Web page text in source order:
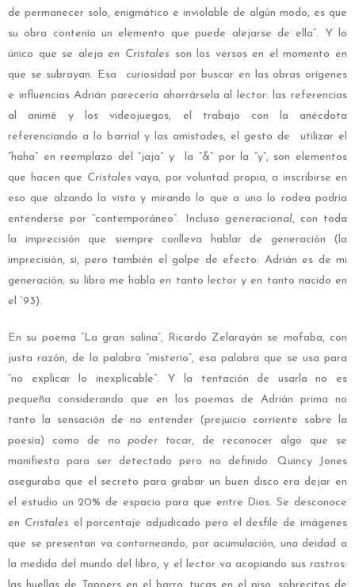
de permanecer solo, enigmático e inviolable de algún modo, es que
su obra contenía un elemento que puede alejarse de ella”. Y lo
único que se aleja en Cristales son los versos en el momento en
que se subrayan. Esa curiosidad por buscar en las obras orígenes
e influencias Adrián parecería ahorrársela al lector: las referencias
al animé y los videojuegos, el trabajo con la anécdota
referenciando a lo barrial y las amistades, el gesto de utilizar el
“haha” en reemplazo del “jaja” y la “&” por la “y”, son elementos
que hacen que Cristales vaya, por voluntad propia, a inscribirse en
eso que alzando la vista y mirando lo que a uno lo rodea podría
entenderse por “contemporáneo”. Incluso generacional, con toda
la imprecisión que siempre conlleva hablar de generación (la
imprecisión, sí, pero también el golpe de efecto: Adrián es de mi
generación; su libro me habla en tanto lector y en tanto nacido en
el ‘93).
En su poema “La gran salina”, Ricardo Zelarayán se mofaba, con
justa razón, de la palabra “misterio”, esa palabra que se usa para
“no explicar lo inexplicable”. Y la tentación de usarla no es
pequeña considerando que en los poemas de Adrián prima no
tanto la sensación de no entender (prejuicio corriente sobre la
poesía) como de no poder tocar, de reconocer algo que se
manifiesta para ser detectado pero no definido. Quincy Jones
aseguraba que el secreto para grabar un buen disco era dejar en
el estudio un 20% de espacio para que entre Dios. Se desconoce
en Cristales el porcentaje adjudicado pero el desfile de imágenes
que se presentan va contorneando, por acumulación, una deidad a
la medida del mundo del libro, y el lector va acopiando sus rastros: